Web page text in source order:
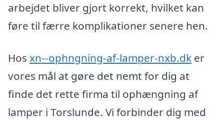
arbejdet bliver gjort korrekt, hvilket kan
føre til færre komplikationer senere hen.
Hos xn--ophngning-af-lamper-nxb.dk er
vores mål at gøre det nemt for dig at
finde det rette firma til ophængning af
lamper i Torslunde. Vi forbinder dig med